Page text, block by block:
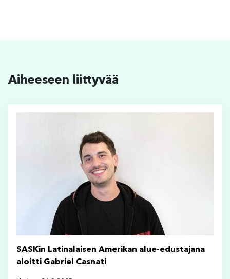
Aiheeseen liittyvää
SASKin Latinalaisen Amerikan alue-edustajana
aloitti Gabriel Casnati